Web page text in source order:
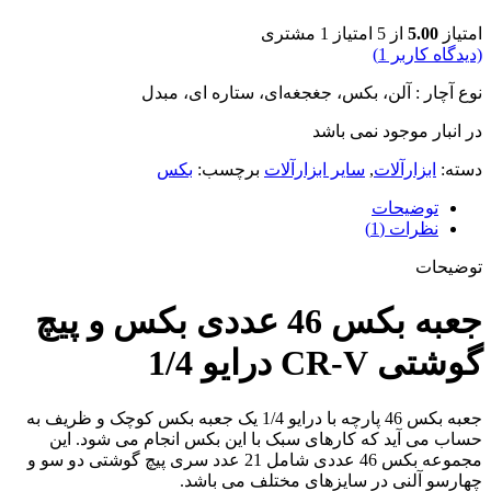
امتیاز 5.00 از 5 امتیاز 1 مشتری
(دیدگاه کاربر
1
)
نوع آچار : آلن، بکس، جغجغه‌ای، ستاره ای، مبدل
در انبار موجود نمی باشد
دسته: ابزارآلات, سایر ابزارآلات برچسب: بکس
توضیحات
نظرات (1)
توضیحات
جعبه بکس 46 عددی بکس و پیچ
گوشتی CR-V درایو 1/4
جعبه بکس 46 پارچه با درایو 1/4 یک جعبه بکس کوچک و ظریف به
حساب می آید که کارهای سبک با این بکس انجام می شود. این
مجموعه بکس 46 عددی شامل 21 عدد سری پیچ گوشتی دو سو و
چهارسو آلنی در سایزهای مختلف می باشد.